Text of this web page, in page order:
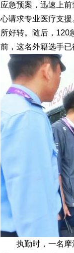
应急预案，迅速上
心请求专业医疗支
所好转。随后，120
前，这名外籍选手已
执勤时，一名摩洛